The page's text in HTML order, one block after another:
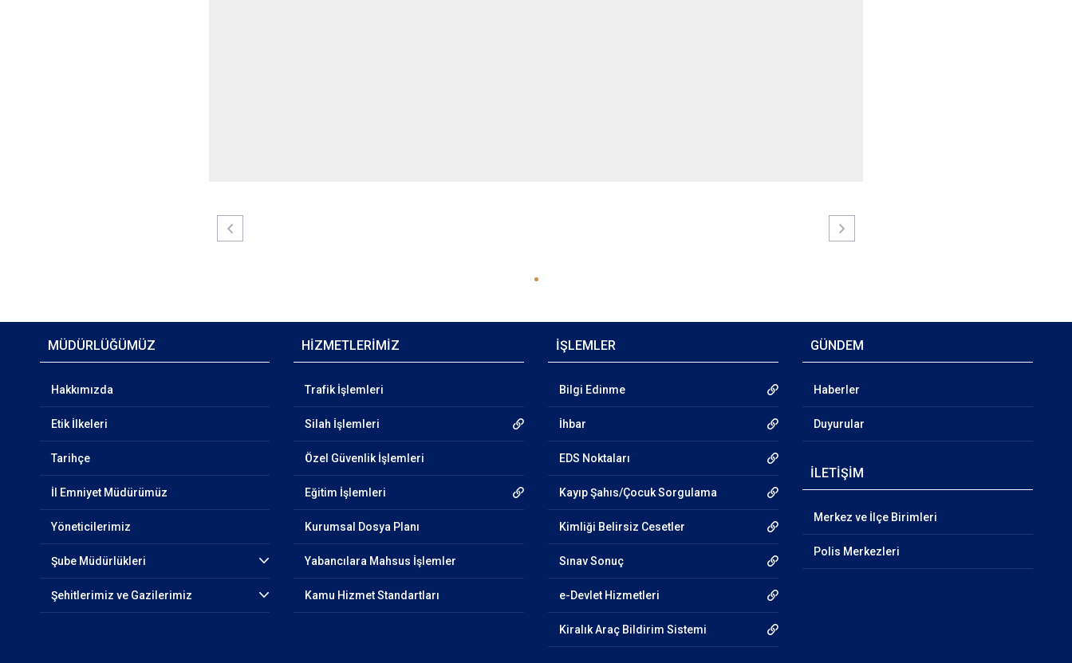
MÜDÜRLÜĞÜMÜZ
Hakkımızda
Etik İlkeleri
Tarihçe
İl Emniyet Müdürümüz
Yöneticilerimiz
Şube Müdürlükleri
Şehitlerimiz ve Gazilerimiz
HİZMETLERİMİZ
Trafik İşlemleri
Silah İşlemleri
Özel Güvenlik İşlemleri
Eğitim İşlemleri
Kurumsal Dosya Planı
Yabancılara Mahsus İşlemler
Kamu Hizmet Standartları
İŞLEMLER
Bilgi Edinme
İhbar
EDS Noktaları
Kayıp Şahıs/Çocuk Sorgulama
Kimliği Belirsiz Cesetler
Sınav Sonuç
e-Devlet Hizmetleri
Kiralık Araç Bildirim Sistemi
GÜNDEM
Haberler
Duyurular
İLETİŞİM
Merkez ve İlçe Birimleri
Polis Merkezleri